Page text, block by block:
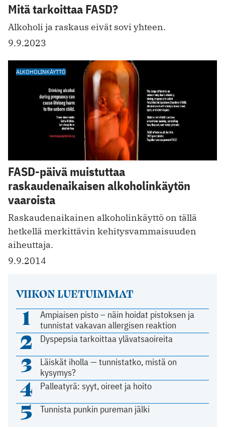
Mitä tarkoittaa FASD?
Alkoholi ja raskaus eivät sovi yhteen.
9.9.2023
ALKOHOLINKÄYTTÖ
FASD-päivä muistuttaa
raskaudenaikaisen alkoholinkäytön
vaaroista
Raskaudenaikainen alkoholinkäyttö on tällä
hetkellä merkittävin kehitysvammaisuuden
aiheuttaja.
9.9.2014
VIIKON LUETUIMMAT
1
Ampiaisen pisto – näin hoidat pistoksen ja
tunnistat vakavan allergisen reaktion
2 Dyspepsia tarkoittaa ylävatsaoireita
3
Läiskät iholla — tunnistatko, mistä on
kysymys?
4 Palleatyrä: syyt, oireet ja hoito
5 Tunnista punkin pureman jälki